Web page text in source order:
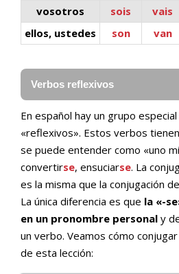
vosotros
sois vais
ellos, ustedes
son van
Verbos reflexivos
En español hay un grupo
«reflexivos». Estos verbos
se puede entender como «uno
convertirse, ensuciarse. La
es la misma que la conjugación
La única diferencia es que la «-
en un pronombre personal y
un verbo. Veamos cómo
de esta lección: